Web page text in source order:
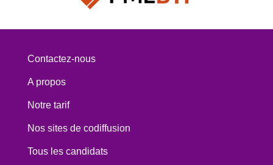
Contactez-nous
A propos
Notre tarif
Nos sites de codiffusion
Tous les candidats